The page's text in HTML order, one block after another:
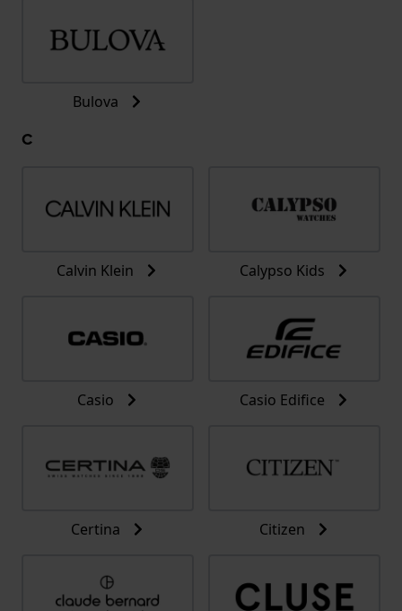
Bulova
C
Calvin Klein Calypso Kids
Casio Casio Edifice
Certina Citizen